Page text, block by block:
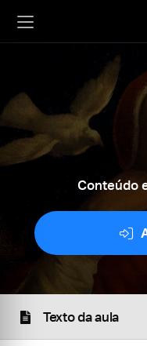
Conteúdo
Texto da aula